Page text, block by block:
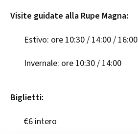
Visite guidate alla Rupe Magna:
Estivo: ore 10:30 / 14:00 / 16:00
Invernale: ore 10:30 / 14:00
Biglietti:
€6 intero